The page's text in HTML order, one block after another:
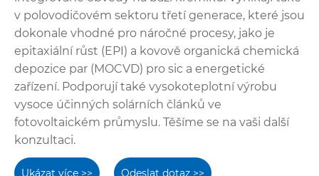
v polovodičovém sektoru třetí generace, které jsou
dokonale vhodné pro náročné procesy, jako je
epitaxiální růst (EPI) a kovově organická chemická
depozice par (MOCVD) pro sic a energetické
zařízení. Podporují také vysokoteplotní výrobu
vysoce účinných solárních článků ve
fotovoltaickém průmyslu. Těšíme se na vaši další
konzultaci.